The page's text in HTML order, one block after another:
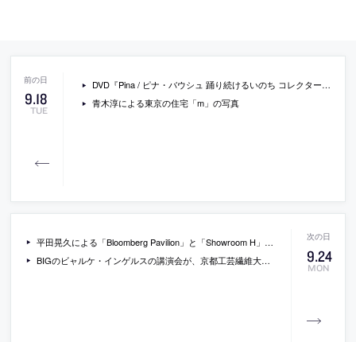
9.18
TUE
DVD『Pina / ピナ・バウシュ 踊り続けるいのち コレクターズ・エディション [Blu-ray]』
青木淳による東京の住宅「m」の写真
9.24
MON
平田晃久による「Bloomberg Pavilion」と「Showroom H」、「Coil」を紹介している動画
BIGのビャルケ・インゲルスの講演会が、京都工芸繊維大学で開催[2012/10/11]